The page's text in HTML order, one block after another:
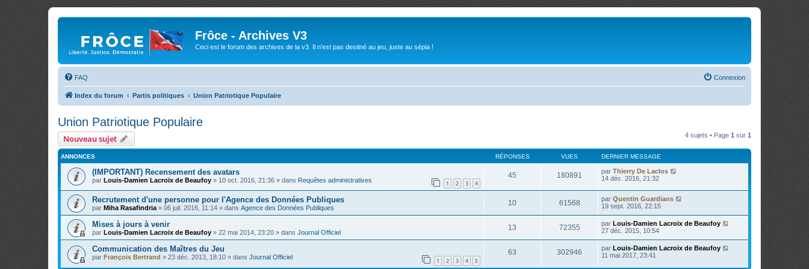
Frôce - Archives V3
Ceci est le forum des archives de la v3. Il n'est pas destiné au jeu, juste au sépia !
FAQ Connexion
Index du forum Partis politiques Union Patriotique Populaire
Union Patriotique Populaire
Nouveau sujet 4 sujets • Page 1 sur 1
ANNONCES RÉPONSES VUES DERNIER MESSAGE
(IMPORTANT) Recensement des avatars
par Louis-Damien Lacroix de Beaufoy » 10 oct. 2016, 21:36 » dans Requêtes administratives 1 2 3 4
45 180891 par Thierry De Laclos
14 déc. 2016, 21:32
Recrutement d'une personne pour l'Agence des Données Publiques
par Miha Rasafindria » 06 juil. 2016, 11:14 » dans Agence des Données Publiques
10 61568 par Quentin Guardians
19 sept. 2016, 22:15
Mises à jours à venir
par Louis-Damien Lacroix de Beaufoy » 22 mai 2014, 23:20 » dans Journal Officiel
13 72355 par Louis-Damien Lacroix de Beaufoy
27 déc. 2015, 10:54
Communication des Maîtres du Jeu
par François Bertrand » 23 déc. 2013, 18:10 » dans Journal Officiel 1 2 3 4 5
63 302946 par Louis-Damien Lacroix de Beaufoy
11 mai 2017, 23:41